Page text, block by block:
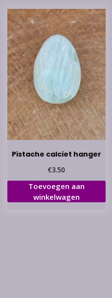
Pistache calciet hanger
€3.50
Toevoegen aan
winkelwagen